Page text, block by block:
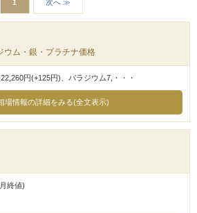
1 次へ ≫
ウム・銀・プラチナ価格
円(+125円)、パラジウム7,・・・
場情報の詳細をみる(全文表示)
終値)